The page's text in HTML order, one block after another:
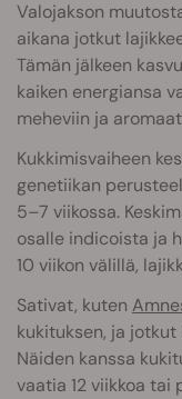
Valojakson
aikana jotkut
Tämän jälkeen
kaiken energiansa
meheviin ja
Kukkimisvaiheen
genetiikan
5–7 viikossa.
osalle indicoista ja
10 viikon välillä,
Sativat, kuten
kukituksen, ja
Näiden kanssa
vaatia 12 viikkoa tai